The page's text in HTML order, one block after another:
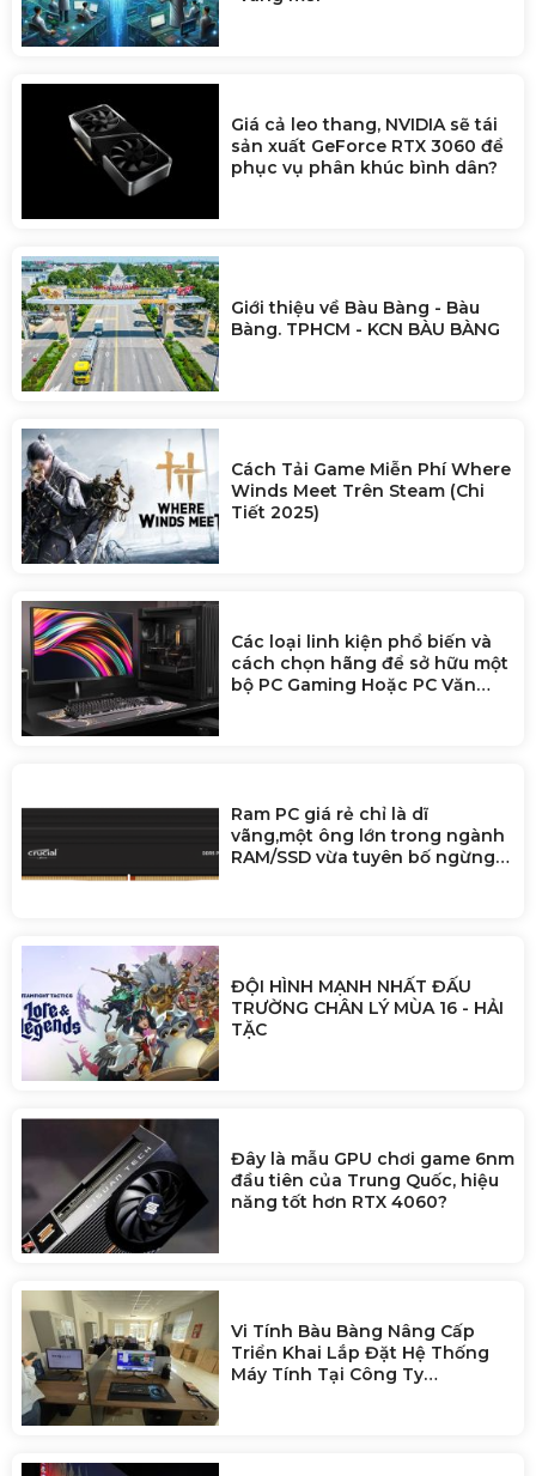
Giá cả leo thang, NVIDIA sẽ tái
sản xuất GeForce RTX 3060 để
phục vụ phân khúc bình dân?
Giới thiệu về Bàu Bàng - Bàu
Bàng. TPHCM - KCN BÀU BÀNG
Cách Tải Game Miễn Phí Where
Winds Meet Trên Steam (Chi
Tiết 2025)
Các loại linh kiện phổ biến và
cách chọn hãng để sở hữu một
bộ PC Gaming Hoặc PC Văn
Ram PC giá rẻ chỉ là dĩ
vãng,một ông lớn trong ngành
RAM/SSD vừa tuyên bố ngừng
ĐỘI HÌNH MẠNH NHẤT ĐẤU
TRƯỜNG CHÂN LÝ MÙA 16 - HẢI
TẶC
Đây là mẫu GPU chơi game 6nm
đầu tiên của Trung Quốc, hiệu
năng tốt hơn RTX 4060?
Vi Tính Bàu Bàng Nâng Cấp
Triển Khai Lắp Đặt Hệ Thống
Máy Tính Tại Công Ty